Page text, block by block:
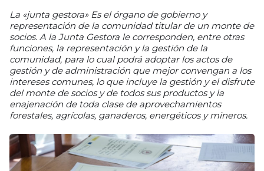
La «junta gestora» Es el órgano de gobierno y
representación de la comunidad titular de un monte de
socios. A la Junta Gestora le corresponden, entre otras
funciones, la representación y la gestión de la
comunidad, para lo cual podrá adoptar los actos de
gestión y de administración que mejor convengan a los
intereses comunes, lo que incluye la gestión y el disfrute
del monte de socios y de todos sus productos y la
enajenación de toda clase de aprovechamientos
forestales, agrícolas, ganaderos, energéticos y mineros.